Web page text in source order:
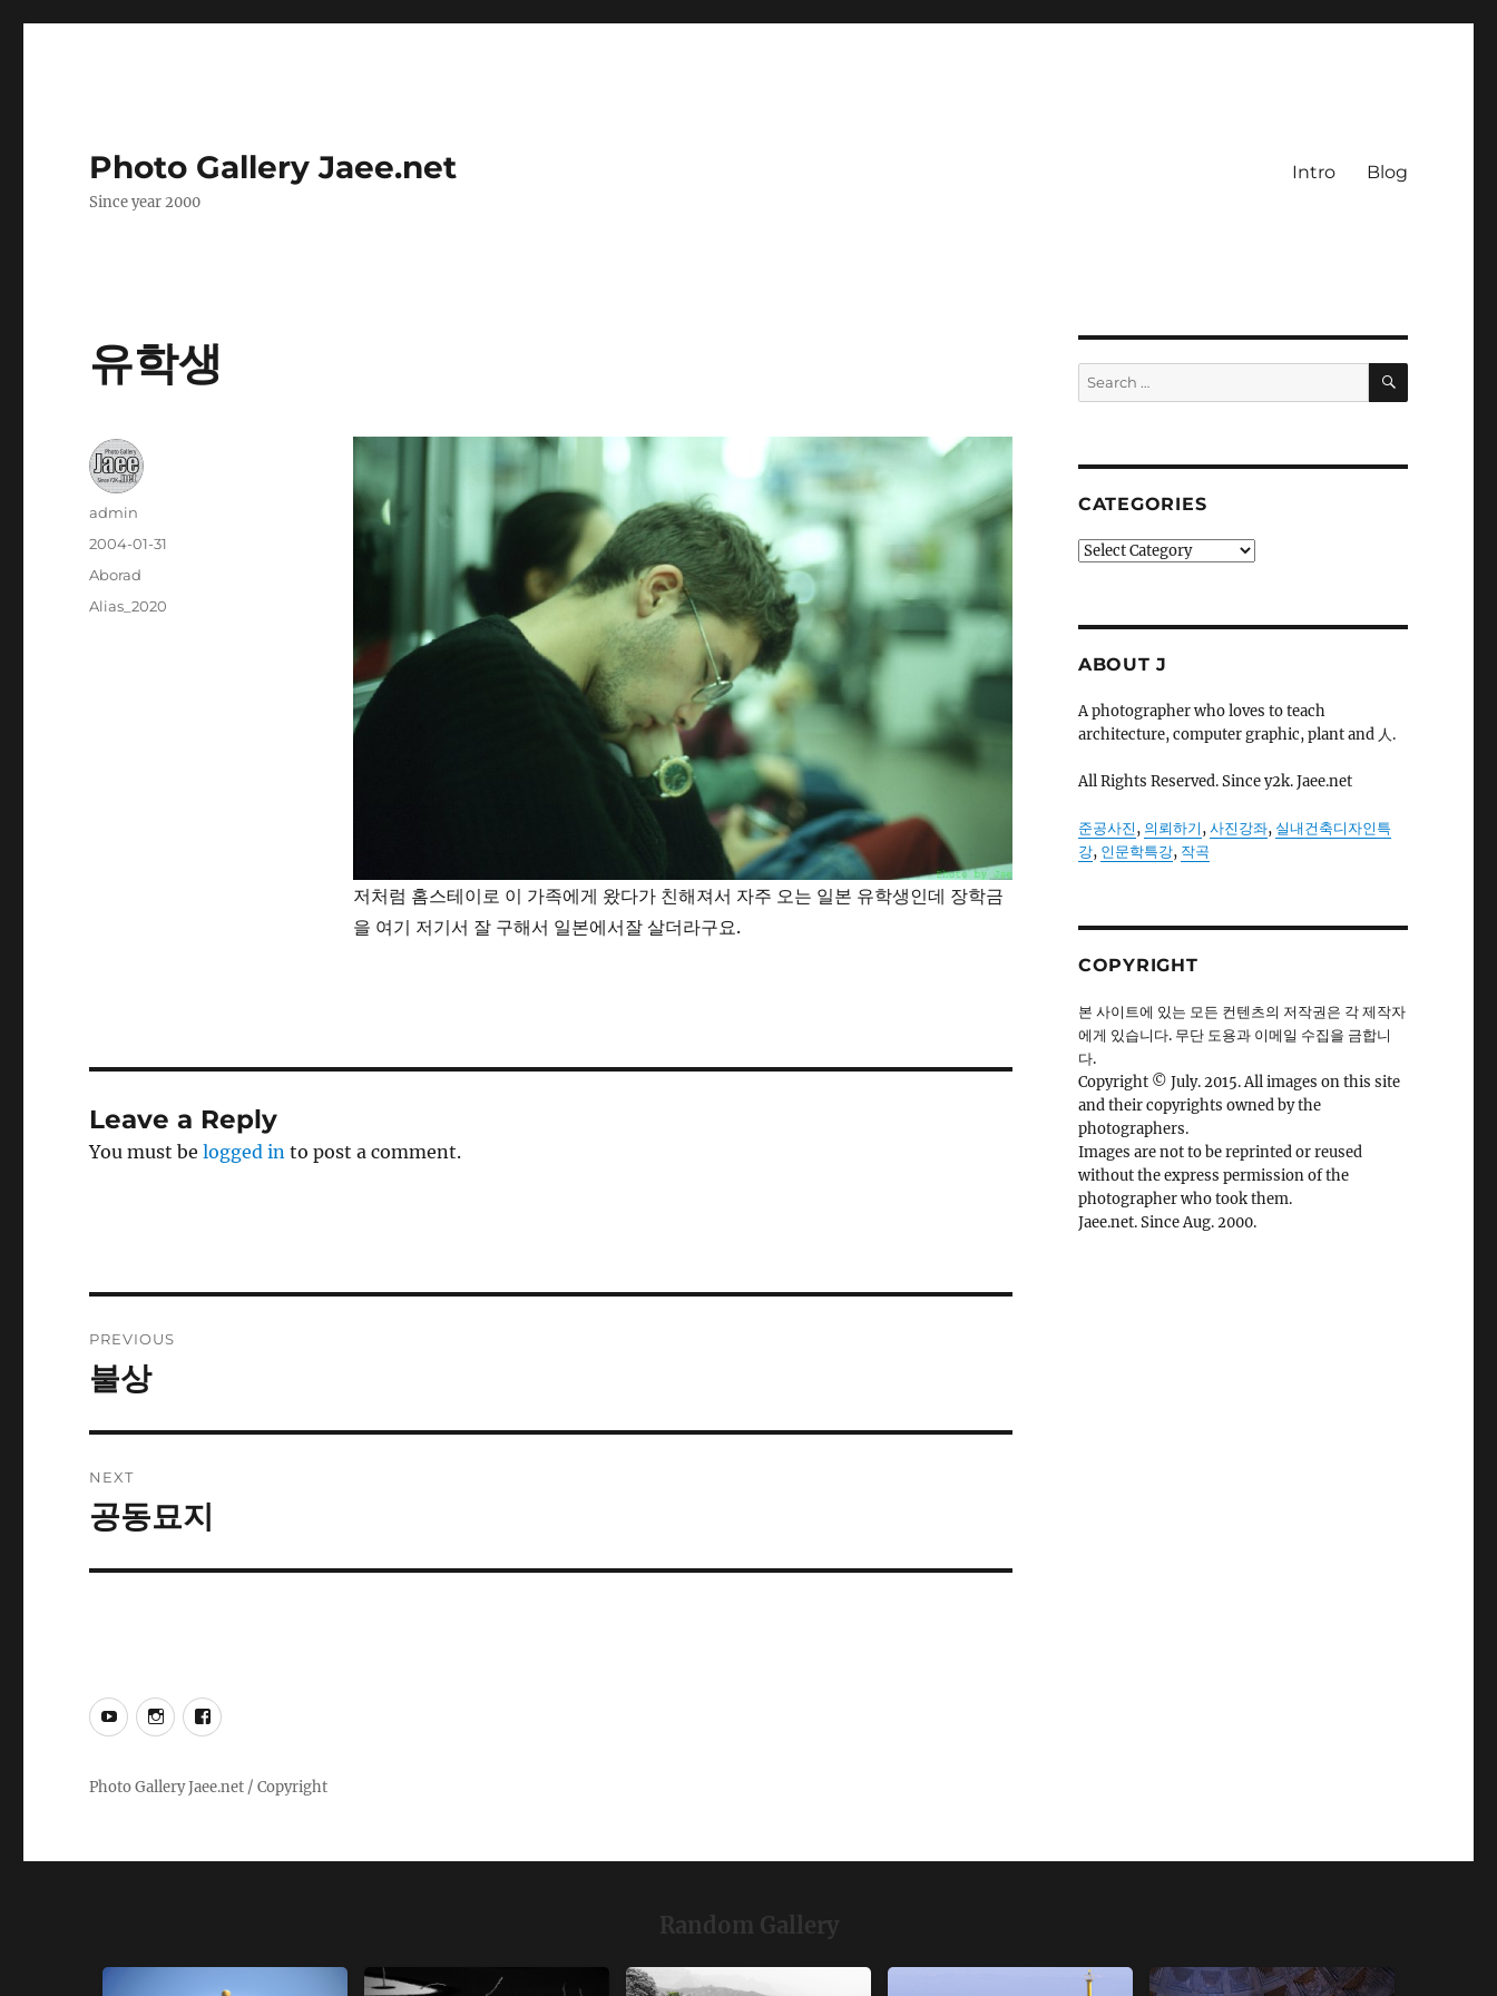
Photo Gallery Jaee.net
Since year 2000
Intro Blog
유학생
저처럼 홈스테이로 이 가족에게 왔다가 친해져서 자주 오는 일본 유학생인데 장학금
을 여기 저기서 잘 구해서 일본에서잘 살더라구요.
Author
admin
Posted
on
2004-01-31
Categories
Aborad
Tags
Alias_2020
Leave a Reply
You must belogged in to post a comment.
navigation
PREVIOUS
Previous
불상
NEXT
Next
공동묘지
Search
for:
SEARCH
CATEGORIES
Categories
ABOUT J
A photographer who loves to teach
architecture, computer graphic, plant and 人.
All Rights Reserved. Since y2k. Jaee.net
준공사진, 의뢰하기,사진강좌, 실내건축디자인특
강, 인문학특강, 작곡
COPYRIGHT
본 사이트에 있는 모든 컨텐츠의 저작권은 각 제작자
에게 있습니다. 무단 도용과 이메일 수집을 금합니
다.
Copyright © July. 2015. All images on this site
and their copyrights owned by the
photographers.
Images are not to be reprinted or reused
without the express permission of the
photographer who took them.
Jaee.net. Since Aug. 2000.
YouTubeInstagramFacebook
Random Gallery